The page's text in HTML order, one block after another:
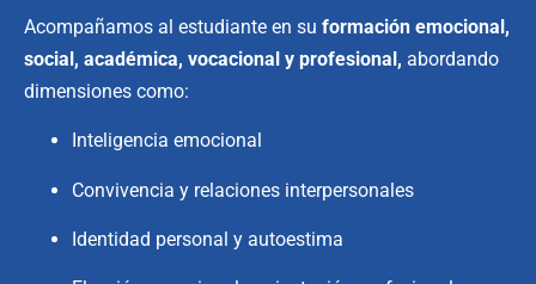
Acompañamos al estudiante en su formación emocional,
social, académica, vocacional y profesional, abordando
dimensiones como:
Inteligencia emocional
Convivencia y relaciones interpersonales
Identidad personal y autoestima